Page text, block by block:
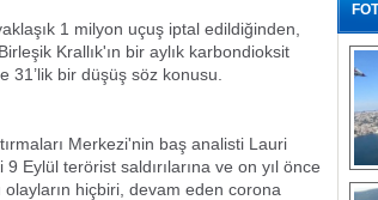
1 milyon uçuş iptal edildiğinden,
Krallık'ın bir aylık karbondioksit
31’lik bir düşüş söz konusu.
Merkezi'nin baş analisti Lauri
Eylül terörist saldırılarına ve on yıl önce
hiçbiri, devam eden corona